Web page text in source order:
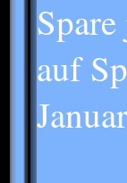
auf